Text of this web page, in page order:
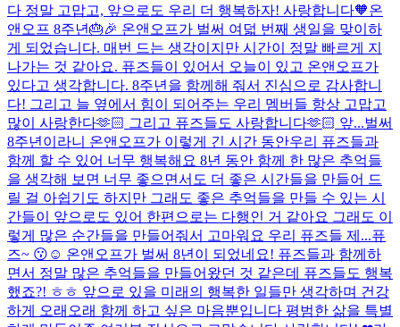
다 정말 고맙고, 앞으로도 우리 더 행복하자! 사랑합니다🧡온
앤오프 8주년🎂🎉 온앤오프가 벌써 여덟 번째 생일을 맞이하
게 되었습니다. 매번 드는 생각이지만 시간이 정말 빠르게 지
나가는 것 같아요. 퓨즈들이 있어서 오늘이 있고 온앤오프가
있다고 생각합니다. 8주년을 함께해 줘서 진심으로 감사합니
다! 그리고 늘 옆에서 힘이 되어주는 우리 멤버들 항상 고맙고
많이 사랑한다🫶🏻 그리고 퓨즈들도 사랑합니다🫶🏻 앞...벌써
8주년이라니 온앤오프가 이렇게 긴 시간 동안우리 퓨즈들과
함께 할 수 있어 너무 행복해요 8년 동안 함께 한 많은 추억들
을 생각해 보면 너무 좋으면서도 더 좋은 시간들을 만들어 드
릴 걸 아쉽기도 하지만 그래도 좋은 추억들을 만들 수 있는 시
간들이 앞으로도 있어 한편으로는 다행인 거 같아요 그래도 이
렇게 많은 순간들을 만들어줘서 고마워요 우리 퓨즈들 제...퓨
즈~ 😗☺️ 온앤오프가 벌써 8년이 되었네요! 퓨즈들과 함께하
면서 정말 많은 추억들을 만들어왔던 것 같은데 퓨즈들도 행복
했죠?! ㅎㅎ 앞으로 있을 미래의 행복한 일들만 생각하며 건강
하게 오래오래 함께 하고 싶은 마음뿐입니다 평범한 삶을 특별